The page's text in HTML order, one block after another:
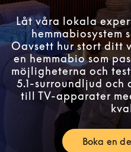
Låt våra lokala
hemmabiosystem
Oavsett hur stort ditt
en hemmabio som
möjligheterna och
5.1-surroundljud och
till TV-apparater
Boka en